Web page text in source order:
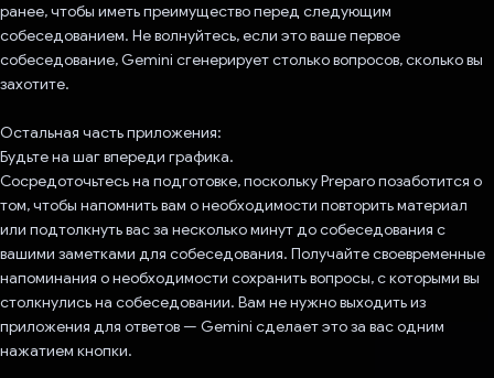
ранее, чтобы иметь преимущество перед следующим
собеседованием. Не волнуйтесь, если это ваше первое
собеседование, Gemini сгенерирует столько вопросов, сколько вы
захотите.
Остальная часть приложения:
Будьте на шаг впереди графика.
Сосредоточьтесь на подготовке, поскольку Preparo позаботится о
том, чтобы напомнить вам о необходимости повторить материал
или подтолкнуть вас за несколько минут до собеседования с
вашими заметками для собеседования. Получайте своевременные
напоминания о необходимости сохранить вопросы, с которыми вы
столкнулись на собеседовании. Вам не нужно выходить из
приложения для ответов — Gemini сделает это за вас одним
нажатием кнопки.